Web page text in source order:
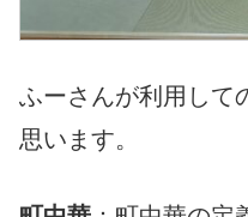
ふーさんが利用して
思います。